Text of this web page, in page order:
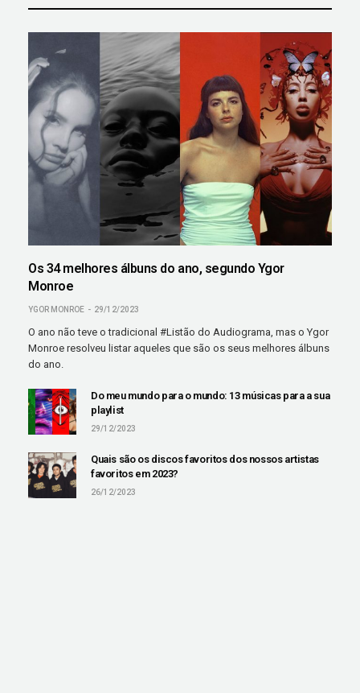
Os 34 melhores álbuns do ano, segundo Ygor
Monroe
YGOR MONROE 29/12/2023
O ano não teve o tradicional #Listão do Audiograma, mas o Ygor
Monroe resolveu listar aqueles que são os seus melhores álbuns
do ano.
Do meu mundo para o mundo: 13 músicas para a sua
playlist
29/12/2023
Quais são os discos favoritos dos nossos artistas
favoritos em 2023?
26/12/2023